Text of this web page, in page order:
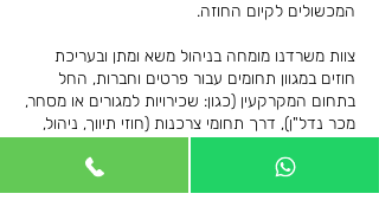
המכשולים לקיום החוזה.
צוות משרדנו מומחה בניהול משא ומתן ובעריכת
חוזים במגוון תחומים עבור פרטים וחברות, החל
בתחום המקרקעין (כגון: שכירויות למגורים או מסחר,
מכר נדל"ן), דרך תחומי צרכנות (חוזי תיווך, ניהול,
התקשרויות בין גופים עסקיים וחוזים הכרוכים
בהקמת חברות ושותפויות.